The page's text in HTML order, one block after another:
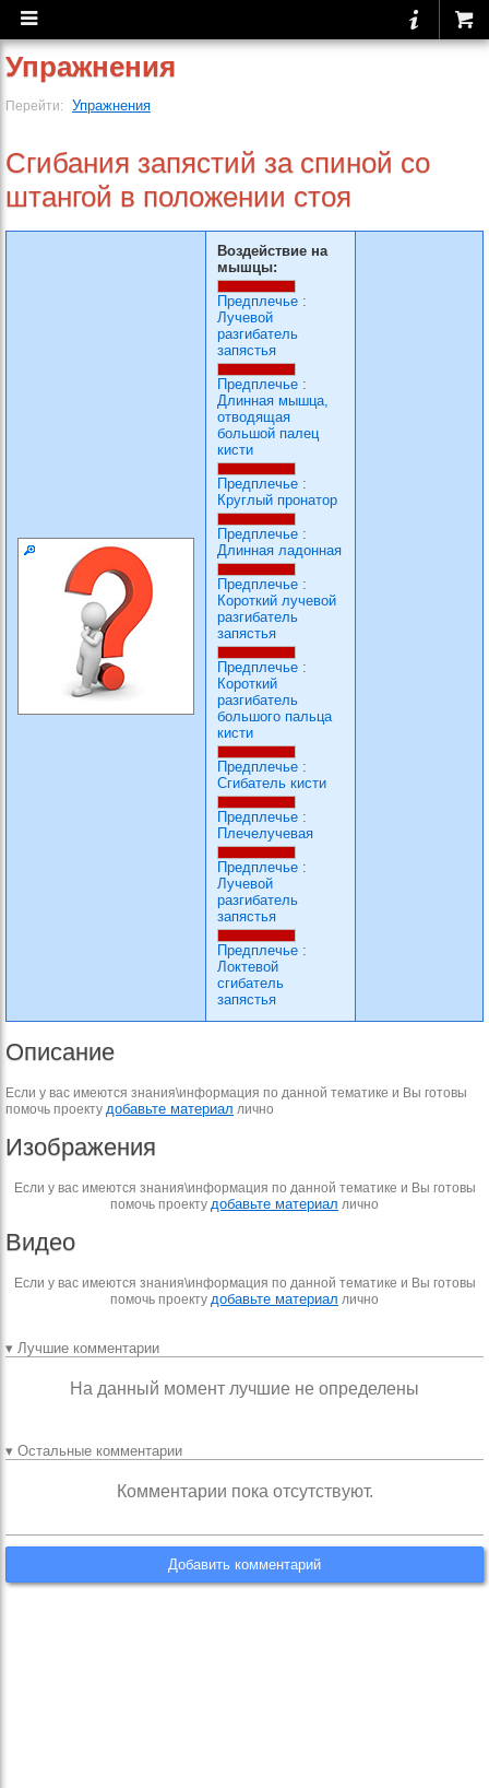
Упражнения
Перейти: Упражнения
Сгибания запястий за спиной со
штангой в положении стоя
Воздействие на
мышцы:
Предплечье :
Лучевой
разгибатель
запястья
Предплечье :
Длинная мышца,
отводящая
большой палец
кисти
Предплечье :
Круглый пронатор
Предплечье :
Длинная ладонная
Предплечье :
Короткий лучевой
разгибатель
запястья
Предплечье :
Короткий
разгибатель
большого пальца
кисти
Предплечье :
Сгибатель кисти
Предплечье :
Плечелучевая
Предплечье :
Лучевой
разгибатель
запястья
Предплечье :
Локтевой
сгибатель
запястья
Описание
Если у вас имеются знания\информация по данной тематике и Вы готовы
помочь проекту добавьте материал лично
Изображения
Если у вас имеются знания\информация по данной тематике и Вы готовы
помочь проекту добавьте материал лично
Видео
Если у вас имеются знания\информация по данной тематике и Вы готовы
помочь проекту добавьте материал лично
▾ Лучшие комментарии
На данный момент лучшие не определены
▾ Остальные комментарии
Комментарии пока отсутствуют.
Добавить комментарий